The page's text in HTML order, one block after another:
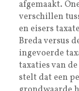
afgemaakt.
verschillen
en eisers
Breda versus
ingevoerde
taxaties van
stelt dat een